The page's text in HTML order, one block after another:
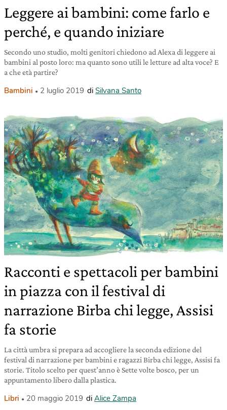
Leggere ai bambini: come farlo e
perché, e quando iniziare
Secondo uno studio, molti genitori chiedono ad Alexa di leggere ai
bambini al posto loro: ma quanto sono utili le letture ad alta voce? E
a che età partire?
Bambini 2 luglio 2019 di Silvana Santo
Racconti e spettacoli per bambini
in piazza con il festival di
narrazione Birba chi legge, Assisi
fa storie
La città umbra si prepara ad accogliere la seconda edizione del
festival di narrazione per bambini e ragazzi Birba chi legge, Assisi fa
storie. Titolo scelto per quest’anno è Sette volte bosco, per un
appuntamento libero dalla plastica.
Libri 20 maggio 2019 di Alice Zampa